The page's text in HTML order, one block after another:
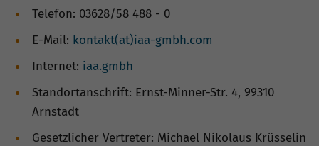
Telefon: 03628/58 488 - 0
E-Mail: kontakt(at)iaa-gmbh.com
Internet: iaa.gmbh
Standortanschrift: Ernst-Minner-Str. 4, 99310
Arnstadt
Gesetzlicher Vertreter: Michael Nikolaus Krüsselin